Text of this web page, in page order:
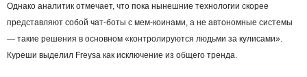
Однако аналитик отмечает, что пока нынешние технологии скорее
представляют собой чат-боты с мем-коинами, а не автономные системы
— такие решения в основном «контролируются людьми за кулисами».
Куреши выделил Freysa как исключение из общего тренда.